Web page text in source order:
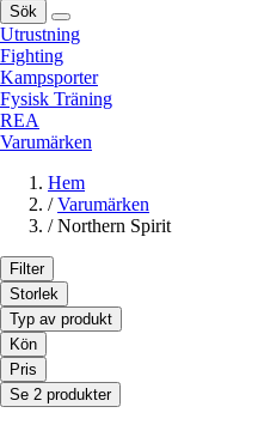
Sök
Utrustning
Fighting
Kampsporter
Fysisk Träning
REA
Varumärken
Hem
/ Varumärken
/ Northern Spirit
Filter
Storlek
Typ av produkt
Kön
Pris
Se 2 produkter